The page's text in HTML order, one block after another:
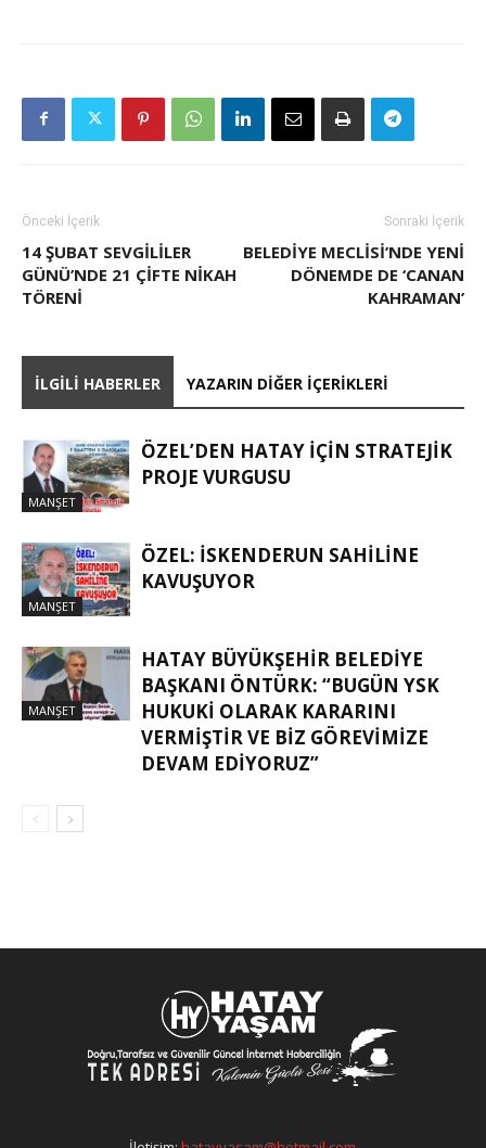
Önceki İçerik
14 ŞUBAT SEVGILILER
GÜNÜ’NDE 21 ÇIFTE NIKAH
TÖRENI
Sonraki İçerik
BELEDIYE MECLISI’NDE YENI
DÖNEMDE DE ‘CANAN
KAHRAMAN’
İLGILI HABERLER YAZARIN DIĞER İÇERIKLERI
MANŞET
ÖZEL’DEN HATAY İÇIN STRATEJIK
PROJE VURGUSU
MANŞET
ÖZEL: İSKENDERUN SAHİLİNE
KAVUŞUYOR
MANŞET
HATAY BÜYÜKŞEHIR BELEDIYE
BAŞKANI ÖNTÜRK: “BUGÜN YSK
HUKUKI OLARAK KARARINI
VERMIŞTIR VE BIZ GÖREVIMIZE
DEVAM EDIYORUZ”